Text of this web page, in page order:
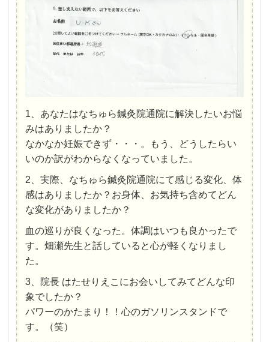
1、あなたはなちゅら鍼灸院通院に解決したいお悩
みはありましたか？
なかなか妊娠できず・・・。もう、どうしたらい
いのか訳がわからなくなっていました。
2、実際、なちゅら鍼灸院通院にて感じる変化、体
感はありましたか？お身体、お気持ち含めてどん
な変化がありましたか？
血の巡りが良くなった。体調はいつも良かったで
す。畑瀬先生と話していると心が軽くなりまし
た。
3、院長 はたせりえこにお会いしてみてどんな印
象でしたか？
パワーのかたまり！！心のガソリンスタンドで
す。（笑）